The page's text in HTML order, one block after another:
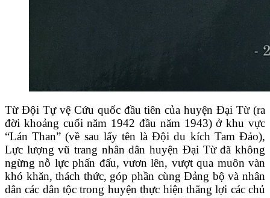
Từ Đội Tự vệ Cứu quốc đầu tiên của huyện Đại Từ (ra
đời khoảng cuối năm 1942 đầu năm 1943) ở khu vực
“Lán Than” (về sau lấy tên là Đội du kích Tam Đảo),
Lực lượng vũ trang nhân dân huyện Đại Từ đã không
ngừng nỗ lực phấn đấu, vươn lên, vượt qua muôn vàn
khó khăn, thách thức, góp phần cùng Đảng bộ và nhân
dân các dân tộc trong huyện thực hiện thắng lợi các chủ